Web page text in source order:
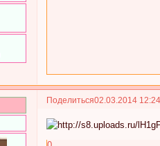
Поделиться02.03.2014